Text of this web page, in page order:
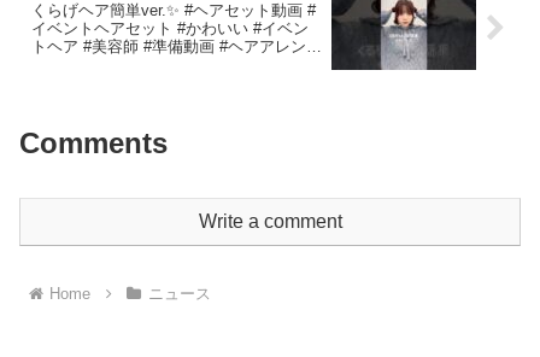
くらげヘア簡単ver.✨ #ヘアセット動画 #
イベントヘアセット #かわいい #イベン
トヘア #美容師 #準備動画 #ヘアアレンジ
Comments
Write a comment
Home ニュース